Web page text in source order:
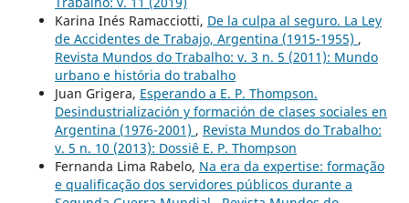
Karina Inés Ramacciotti, De la culpa al seguro. La Ley
de Accidentes de Trabajo, Argentina (1915-1955) ,
Revista Mundos do Trabalho: v. 3 n. 5 (2011): Mundo
urbano e história do trabalho
Juan Grigera, Esperando a E. P. Thompson.
Desindustrialización y formación de clases sociales en
Argentina (1976-2001) , Revista Mundos do Trabalho:
v. 5 n. 10 (2013): Dossiê E. P. Thompson
Fernanda Lima Rabelo, Na era da expertise: formação
e qualificação dos servidores públicos durante a